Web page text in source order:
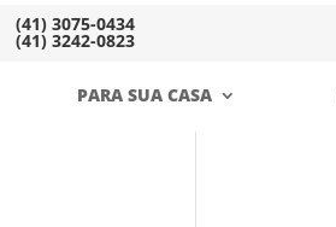
(41) 3075-0434
(41) 3242-0823
PARA SUA CASA